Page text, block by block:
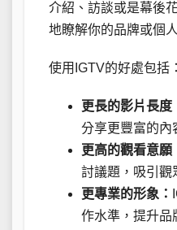
介紹、訪談或是幕後
地瞭解你的品牌或個
使用IGTV的好處包括：
更長的影片長度
分享更豐富的內
更高的觀看意願
討議題，吸引觀
更專業的形象：
作水準，提升品